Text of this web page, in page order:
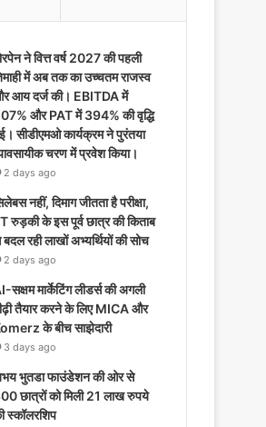
ने वित्त वर्ष 2027 की पहली
में अब तक का उच्चतम राजस्व
आय दर्ज की। EBITDA में
और PAT में 394% की वृद्धि
सीडीएमओ कार्यक्रम ने पुरंतया
चरण में प्रवेश किया।
2 days ago
नहीं, दिमाग जीतता है परीक्षा,
रुड़की के इस पूर्व छात्र की किताब
रही लाखों अभ्यर्थियों की सोच
2 days ago
सक्षम मार्केटिंग लीडर्स की अगली
तैयार करने के लिए MICA और
के बीच साझेदारी
3 days ago
भुतडा फाउंडेशन की ओर से
छात्रों को मिली 21 लाख रुपये
स्कॉलरशिप